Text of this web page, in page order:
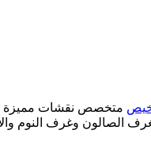
متخصص نقشات مميزة
الصالون وغرف النوم